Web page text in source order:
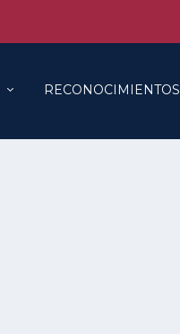
RECONOCIMIENTOS